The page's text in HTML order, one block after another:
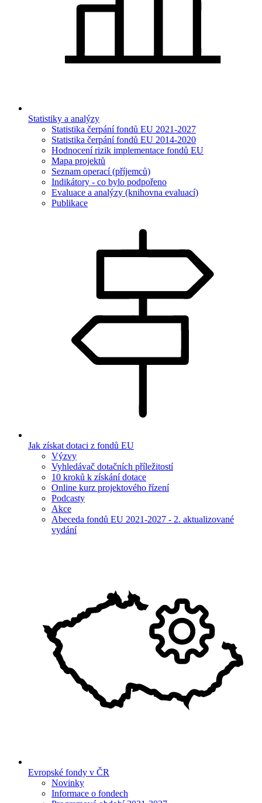
Statistiky a analýzy
Statistika čerpání fondů EU 2021-2027
Statistika čerpání fondů EU 2014-2020
Hodnocení rizik implementace fondů EU
Mapa projektů
Seznam operací (příjemců)
Indikátory - co bylo podpořeno
Evaluace a analýzy (knihovna evaluací)
Publikace
Jak získat dotaci z fondů EU
Výzvy
Vyhledávač dotačních příležitostí
10 kroků k získání dotace
Online kurz projektového řízení
Podcasty
Akce
Abeceda fondů EU 2021-2027 - 2. aktualizované
vydání
Evropské fondy v ČR
Novinky
Informace o fondech